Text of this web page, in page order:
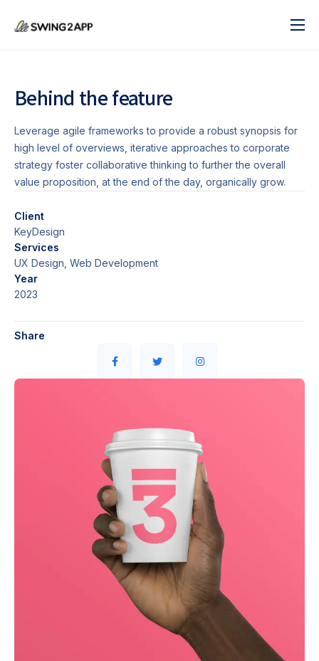
블로그
도움말
앱 제작 시작하기
문의하기
Behind the feature
Leverage agile frameworks to provide a robust synopsis for
high level of overviews, iterative approaches to corporate
strategy foster collaborative thinking to further the overall
value proposition, at the end of the day, organically grow.
Client
KeyDesign
Services
UX Design, Web Development
Year
2023
Share